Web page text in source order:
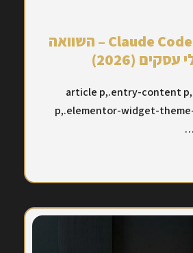
Claude Code VS Cursor – השוואה
(2026)
article p,.entry-content
p,.elementor-widget-